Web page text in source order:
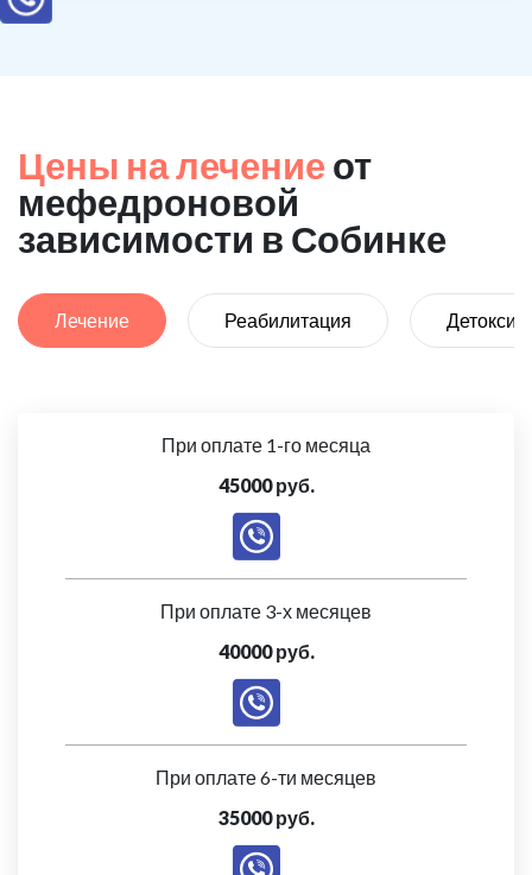
Цены на лечение от
мефедроновой
зависимости в Собинке
Лечение Реабилитация
При оплате 1-го месяца
45000 руб.
При оплате 3-х месяцев
40000 руб.
При оплате 6-ти месяцев
35000 руб.